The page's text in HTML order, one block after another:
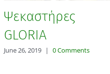
Ψεκαστήρες
GLORIA
June 26, 2019 | 0 Comments